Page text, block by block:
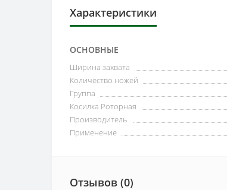
Характеристики
ОСНОВНЫЕ
Ширина захвата
Количество ножей
Группа
Косилка Роторная
Производитель
Применение
Отзывов (0)